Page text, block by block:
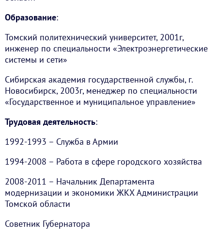
Образование:
Томский политехнический университет, 2001г,
инженер по специальности «Электроэнергетические
системы и сети»
Сибирская академия государственной службы, г.
Новосибирск, 2003г, менеджер по специальности
«Государственное и муниципальное управление»
Трудовая деятельность:
1992-1993 – Служба в Армии
1994-2008 – Работа в сфере городского хозяйства
2008-2011 – Начальник Департамента
модернизации и экономики ЖКХ Администрации
Томской области
Советник Губернатора